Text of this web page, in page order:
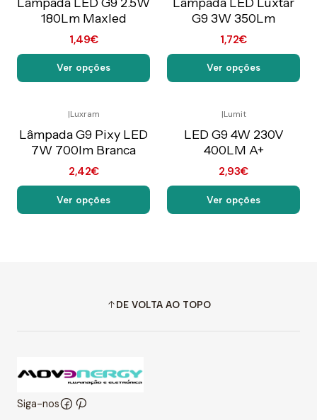
180Lm Maxled
1,49€
Ver opções
G9 3W 350Lm
1,72€
Ver opções
C/IVA
|Luxram
Lâmpada G9 Pixy LED
7W 700lm Branca
2,42€
Ver opções
C/IVA
|Lumit
LED G9 4W 230V
400LM A+
2,93€
Ver opções
DE VOLTA AO TOPO
Siga-nos